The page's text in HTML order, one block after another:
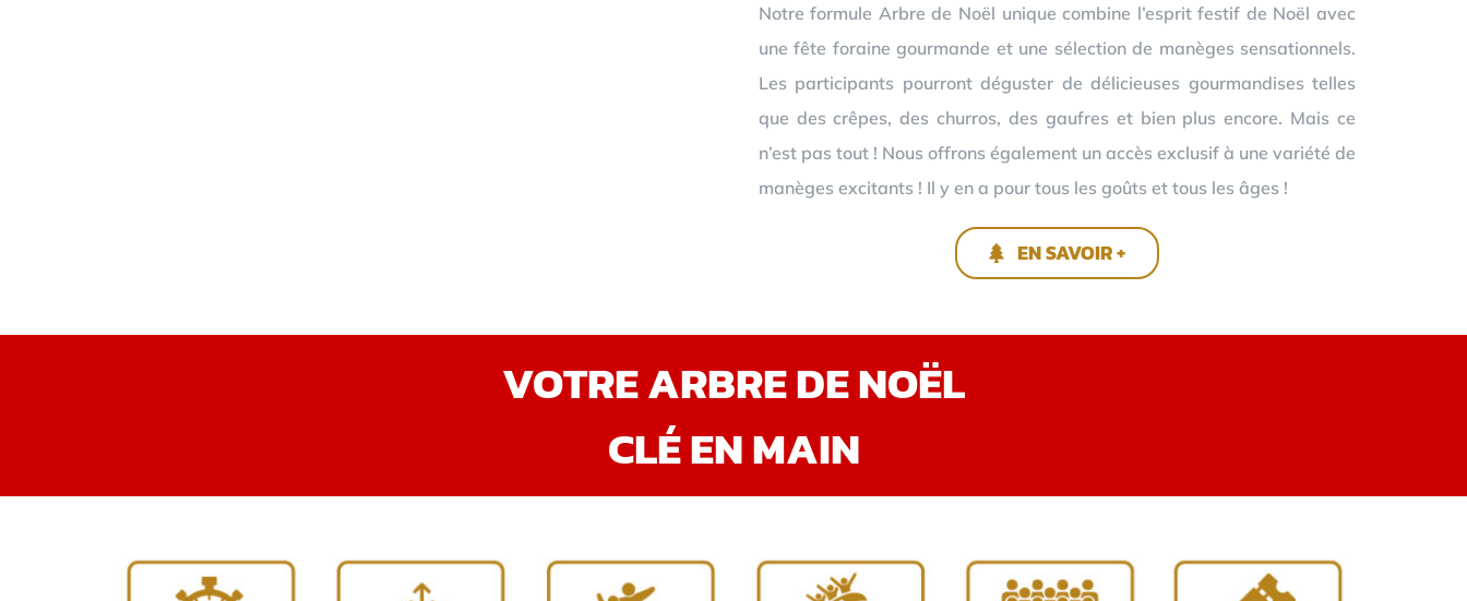
Notre formule Arbre de Noël unique combine l’esprit festif de Noël avec
une fête foraine gourmande et une sélection de manèges sensationnels.
Les participants pourront déguster de délicieuses gourmandises telles
que des crêpes, des churros, des gaufres et bien plus encore. Mais ce
n’est pas tout ! Nous offrons également un accès exclusif à une variété de
manèges excitants ! Il y en a pour tous les goûts et tous les âges !
EN SAVOIR +
VOTRE ARBRE DE NOËL
CLÉ EN MAIN